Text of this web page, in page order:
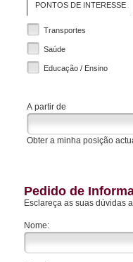
PONTOS DE INTERESSE
Transportes
Saúde
Educação / Ensino
A partir de
Obter a minha posição
Pedido de
Esclareça as suas dúvidas
Nome: